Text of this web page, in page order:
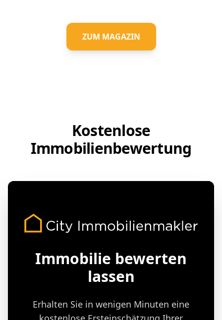
ZUM MAGAZIN
Kostenlose
Immobilienbewertung
Immobilie bewerten
lassen
Erhalten Sie in wenigen Minuten eine